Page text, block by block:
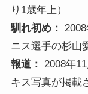
り1歳年上）
馴れ初め：
ニス選手の杉山
報道： 2008年
キス写真が掲載